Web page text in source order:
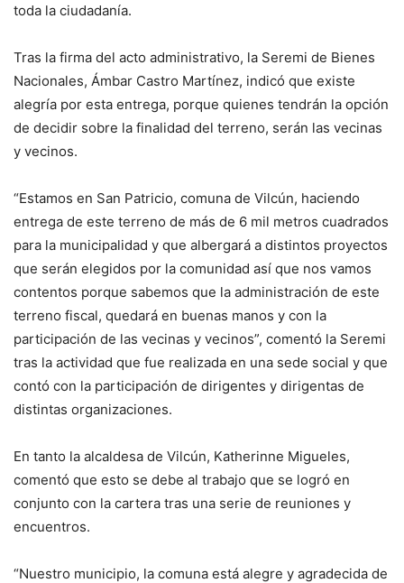
toda la ciudadanía.
Tras la firma del acto administrativo, la Seremi de Bienes
Nacionales, Ámbar Castro Martínez, indicó que existe
alegría por esta entrega, porque quienes tendrán la opción
de decidir sobre la finalidad del terreno, serán las vecinas
y vecinos.
“Estamos en San Patricio, comuna de Vilcún, haciendo
entrega de este terreno de más de 6 mil metros cuadrados
para la municipalidad y que albergará a distintos proyectos
que serán elegidos por la comunidad así que nos vamos
contentos porque sabemos que la administración de este
terreno fiscal, quedará en buenas manos y con la
participación de las vecinas y vecinos”, comentó la Seremi
tras la actividad que fue realizada en una sede social y que
contó con la participación de dirigentes y dirigentas de
distintas organizaciones.
En tanto la alcaldesa de Vilcún, Katherinne Migueles,
comentó que esto se debe al trabajo que se logró en
conjunto con la cartera tras una serie de reuniones y
encuentros.
“Nuestro municipio, la comuna está alegre y agradecida de